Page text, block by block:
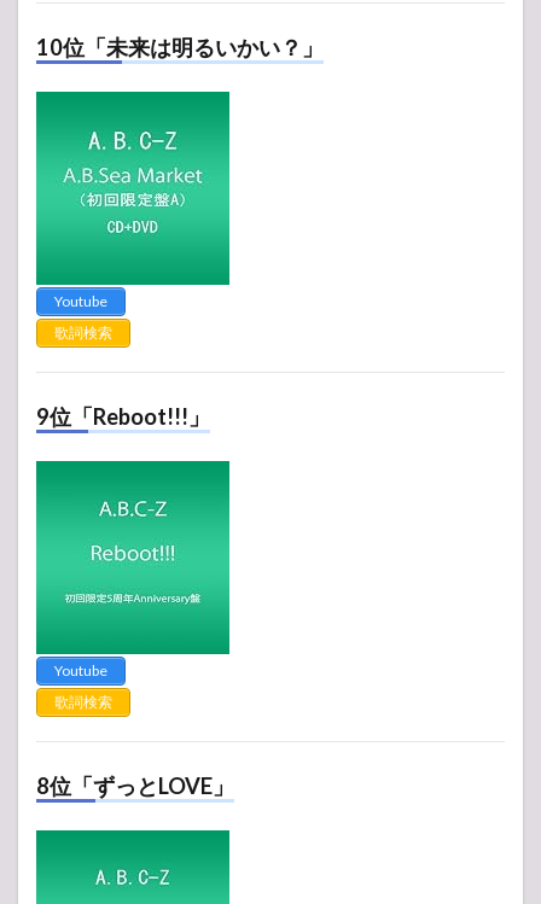
10位「未来は明るいかい？」
Youtube
歌詞検索
9位「Reboot!!!」
Youtube
歌詞検索
8位「ずっとLOVE」